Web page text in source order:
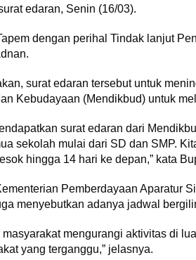
edaran, Senin (16/03).
dengan perihal Tindak lanjut
surat edaran tersebut untuk
Kebudayaan (Mendikbud) untuk
surat edaran dari
sekolah mulai dari SD dan SMP.
hingga 14 hari ke depan,” kata
Pemberdayaan Aparatur
menyebutkan adanya jadwal
mengurangi aktivitas di
yang terganggu,” jelasnya.